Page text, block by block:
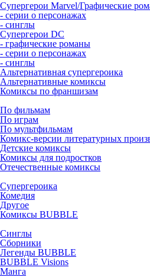
Супергерои Marvel/Графические
- серии о персонажах
- синглы
Супергерои DC
- графические романы
- серии о персонажах
- синглы
Альтернативная супергероика
Альтернативные комиксы
Комиксы по франшизам
По фильмам
По играм
По мультфильмам
Комикс-версии литературных
Детские комиксы
Комиксы для подростков
Отечественные комиксы
Супергероика
Комедия
Другое
Комиксы BUBBLE
Синглы
Сборники
Легенды BUBBLE
BUBBLE Visions
Манга